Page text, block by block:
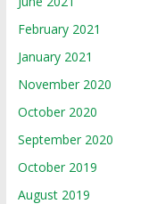
February 2021
January 2021
November 2020
October 2020
September 2020
October 2019
August 2019